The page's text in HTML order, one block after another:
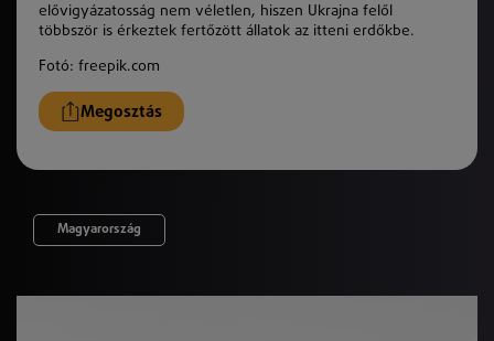
elővigyázatosság nem véletlen, hiszen Ukrajna felől
többször is érkeztek fertőzött állatok az itteni erdőkbe.
Fotó: freepik.com
Megosztás
Magyarország